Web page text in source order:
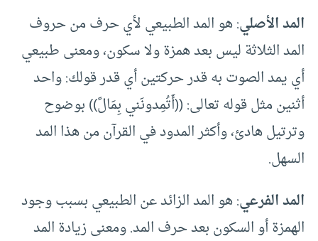
المد الأصلي: هو المد الطبيعي لأي حرف من حروف
المد الثلاثة ليس بعد همزة ولا سكون، ومعنى طبيعي
أي يمد الصوت به قدر حركتين أي قدر قولك: واحد
أثنين مثل قوله تعالى: ((أَتُمِدونَني بِمَالً)) بوضوح
وترتيل هادئ، وأكثر المدود في القرآن من هذا المد
السهل.
المد الفرعي: هو المد الزائد عن الطبيعي بسبب وجود
الهمزة أو السكون بعد حرف المد. ومعنى زيادة المد